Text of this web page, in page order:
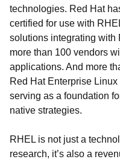
technologies. Red Hat
certified for use with
solutions integrating with
more than 100 vendors
applications. And more
Red Hat Enterprise
serving as a foundation
native strategies.
RHEL is not just a
research, it’s also a